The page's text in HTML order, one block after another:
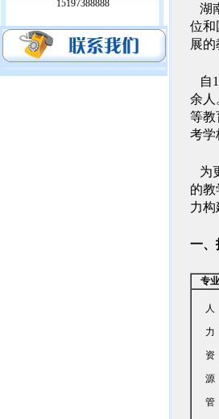
15197388888
湖
位和
展的
自
余人
等教
考学
为
的
力
一、
专业
人
力
资
源
管